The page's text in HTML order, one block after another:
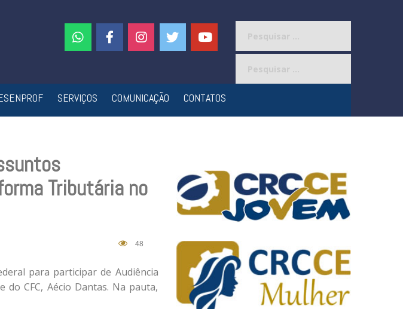
SERVIÇOS COMUNICAÇÃO CONTATOS
Tributária no
48
para participar de Audiência
do CFC, Aécio Dantas. Na pauta,